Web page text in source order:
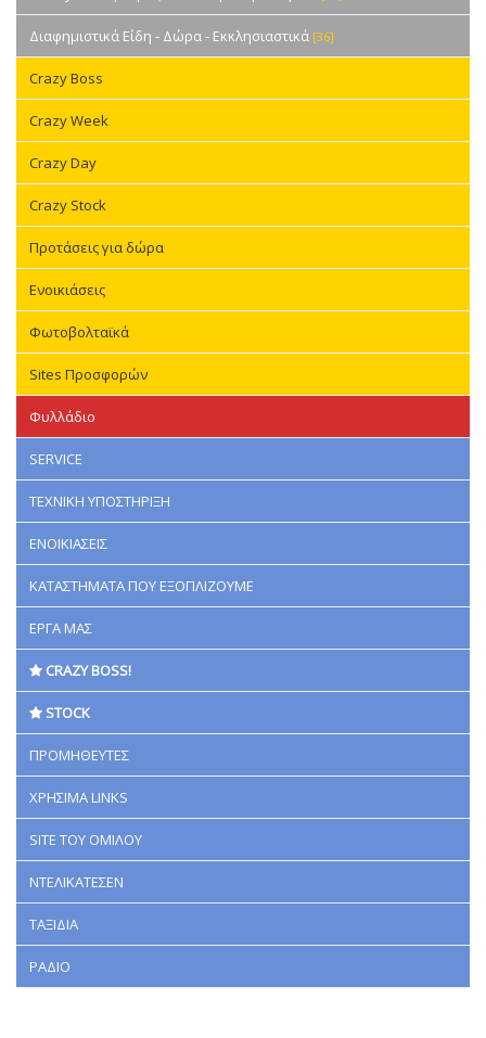
Διαφημιστικά Είδη - Δώρα - Εκκλησιαστικά [36]
Crazy Boss
Crazy Week
Crazy Day
Crazy Stock
Προτάσεις για δώρα
Ενοικιάσεις
Φωτοβολταϊκά
Sites Προσφορών
Φυλλάδιο
SERVICE
ΤΕΧΝΙΚΗ ΥΠΟΣΤΗΡΙΞΗ
ΕΝΟΙΚΙΑΣΕΙΣ
ΚΑΤΑΣΤΗΜΑΤΑ ΠΟΥ ΕΞΟΠΛΙΖΟΥΜΕ
ΕΡΓΑ ΜΑΣ
CRAZY BOSS!
STOCK
ΠΡΟΜΗΘΕΥΤΕΣ
ΧΡΗΣΙΜΑ LINKS
SITE ΤΟΥ ΟΜΙΛΟΥ
ΝΤΕΛΙΚΑΤΕΣΕΝ
ΤΑΞΙΔΙΑ
ΡΑΔΙΟ